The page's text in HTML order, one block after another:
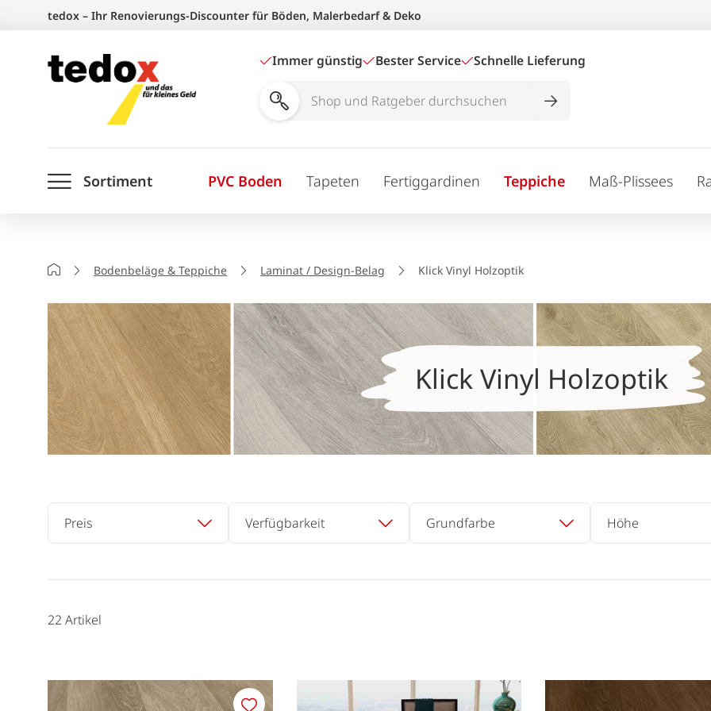
springen
tedox – Ihr Renovierungs-Discounter für Böden, Malerbedarf & Deko
Immer günstig Bester Service Schnelle Lieferung
Shop
durchsuchen
Sortiment PVC Boden Tapeten Fertiggardinen Teppiche Maß-Plissees
StartseiteBodenbeläge & Teppiche Laminat / Design-Belag Klick Vinyl Holzoptik
Klick Vinyl Holzoptik
Preis Verfügbarkeit Grundfarbe Höhe
22 Artikel